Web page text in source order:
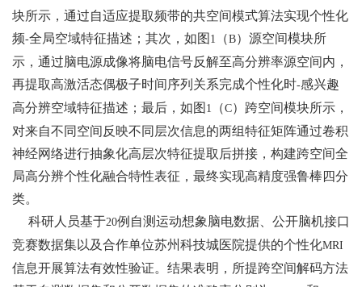
块所示，通过自适应提取频带的共空间模式算法实现个性化
频-全局空域特征描述；其次，如图 1 （B）源空间模块所
示，通过脑电源成像将脑电信号反解至高分辨率源空间内，
再提取高激活态偶极子时间序列关系完成个性化时-感兴趣
高分辨空域特征描述；最后，如图 1 （C）跨空间模块所示，
对来自不同空间反映不同层次信息的两组特征矩阵通过卷积
神经网络进行抽象化高层次特征提取后拼接，构建跨空间全
局高分辨个性化融合特性表征，最终实现高精度强鲁棒四分
类。
科研人员基于20例自测运动想象脑电数据、公开脑机接口
竞赛数据集以及合作单位苏州科技城医院提供的个性化MRI
信息开展算法有效性验证。结果表明，所提跨空间解码方法